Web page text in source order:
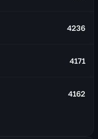
4236
4171
4162